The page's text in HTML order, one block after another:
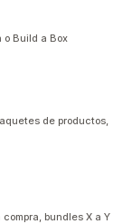
Build a Box
de productos,
bundles X a Y